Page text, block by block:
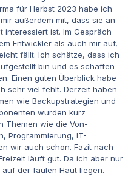
für Herbst 2023 habe ich
außerdem mit, dass sie an
interessiert ist. Im Gespräch
Entwickler als auch mir auf,
fällt. Ich schätze, dass ich
bin und es schaffen
Einen guten Überblick habe
sehr viel fehlt. Derzeit haben
wie Backupstrategien und
wurden kurz
Themen wie die Von-
Programmierung, IT-
wir auch schon. Fazit nach
läuft gut. Da ich aber nur
der faulen Haut liegen.